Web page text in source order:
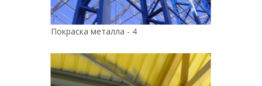
Покраска металла - 4